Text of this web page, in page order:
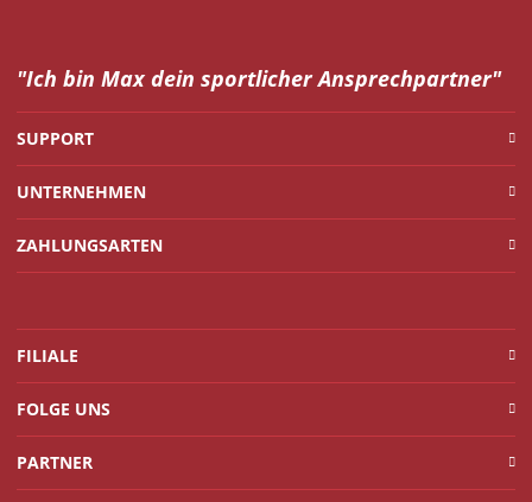
"Ich bin Max dein sportlicher Ansprechpartner"
SUPPORT
UNTERNEHMEN
ZAHLUNGSARTEN
FILIALE
FOLGE UNS
PARTNER